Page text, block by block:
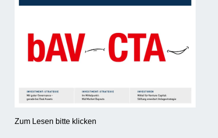
Zum Lesen bitte klicken